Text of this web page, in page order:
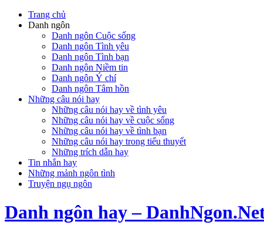
Trang chủ
Danh ngôn
Danh ngôn Cuộc sống
Danh ngôn Tình yêu
Danh ngôn Tình bạn
Danh ngôn Niềm tin
Danh ngôn Ý chí
Danh ngôn Tâm hồn
Những câu nói hay
Những câu nói hay về tình yêu
Những câu nói hay về cuộc sống
Những câu nói hay về tình bạn
Những câu nói hay trong tiểu thuyết
Những trích dẫn hay
Tin nhắn hay
Những mảnh ngôn tình
Truyện ngụ ngôn
Danh ngôn hay –